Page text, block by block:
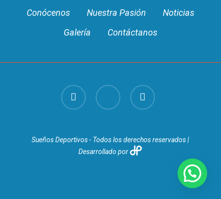
Conócenos Nuestra Pasión
Noticias
Galería
Contáctanos
facebook youtube instagram
Sueños Deportivos - Todos los derechos reservados |
Desarrollado por